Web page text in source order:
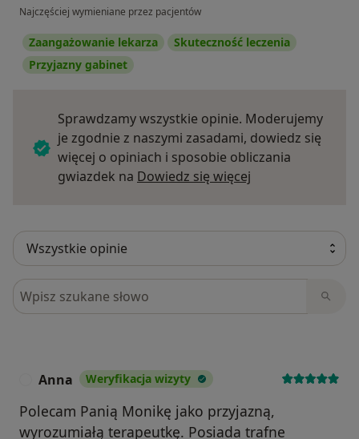
Najczęściej wymieniane przez pacjentów
Zaangażowanie lekarza
Skuteczność leczenia
Przyjazny gabinet
Sprawdzamy wszystkie opinie. Moderujemy
je zgodnie z naszymi zasadami, dowiedz się
więcej o opiniach i sposobie obliczania
gwiazdek na Dowiedz się więcej
Szukaj w opiniach
Anna Weryfikacja wizyty
Polecam Panią Monikę jako przyjazną,
wyrozumiałą terapeutkę. Posiada trafne